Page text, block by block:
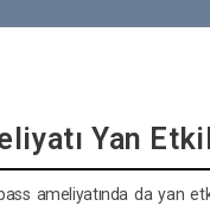
Yan
ameliyatında da yan